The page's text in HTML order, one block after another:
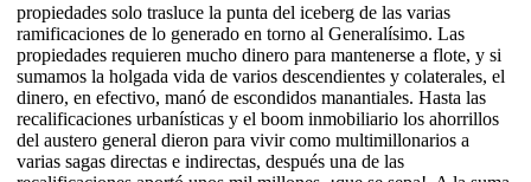
propiedades solo trasluce la punta del iceberg de las varias
ramificaciones de lo generado en torno al Generalísimo. Las
propiedades requieren mucho dinero para mantenerse a flote, y si
sumamos la holgada vida de varios descendientes y colaterales, el
dinero, en efectivo, manó de escondidos manantiales. Hasta las
recalificaciones urbanísticas y el boom inmobiliario los ahorrillos
del austero general dieron para vivir como multimillonarios a
varias sagas directas e indirectas, después una de las